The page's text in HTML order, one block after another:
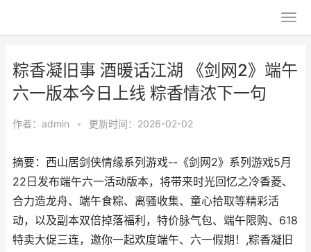
粽香凝旧事 酒暖话江湖 《剑网2》端午
六一版本今日上线 粽香情浓下一句
作者： admin • 更新时间：2026-02-02
摘要：​西山居剑侠情缘系列游戏--《剑网2》系列游戏5月
22日发布端午六一活动版本，将带来时光回忆之冷香菱、
合力造龙舟、端午食粽、离骚收集、童心拾取等精彩活
动，以及副本双倍掉落福利，特价脉气包、端午限购、618
特卖大促三连，邀你一起欢度端午、六一假期！,粽香凝旧